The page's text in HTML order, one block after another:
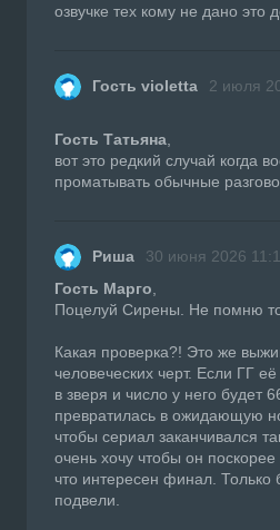
озвучке тех кому не дано это
Гость violetta 2 июля
Гость Татьяна
вот это редкий случай когда
проматывать обычные
Риша 30 июня 2026
Гость Марго
Поцелуй Сирены. Не помню
Какая проверка?! Это же
человеческих черт. Если ГГ
в зверя и число у него будет
превратилась в ожидающую
чтобы сериал заканчивался
очень хочу чтобы он
что интересен финал.
подвели.